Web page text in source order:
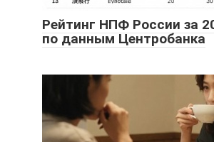
Рейтинг НПФ России за
по данным Центробанка